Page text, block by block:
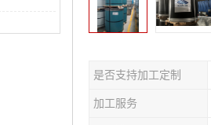
是否支持加工定制
加工服务